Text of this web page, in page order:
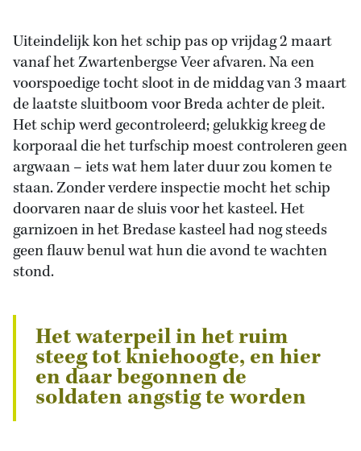
Uiteindelijk kon het schip pas op vrijdag 2 maart
vanaf het Zwartenbergse Veer afvaren. Na een
voorspoedige tocht sloot in de middag van 3 maart
de laatste sluitboom voor Breda achter de pleit.
Het schip werd gecontroleerd; gelukkig kreeg de
korporaal die het turfschip moest controleren geen
argwaan – iets wat hem later duur zou komen te
staan. Zonder verdere inspectie mocht het schip
doorvaren naar de sluis voor het kasteel. Het
garnizoen in het Bredase kasteel had nog steeds
geen flauw benul wat hun die avond te wachten
stond.
Het waterpeil in het ruim
steeg tot kniehoogte, en hier
en daar begonnen de
soldaten angstig te worden